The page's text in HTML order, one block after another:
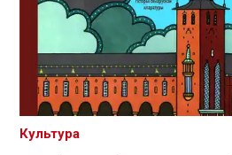
Культура